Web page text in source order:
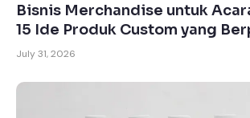
Bisnis Merchandise untuk
15 Ide Produk Custom yang
July 31, 2026